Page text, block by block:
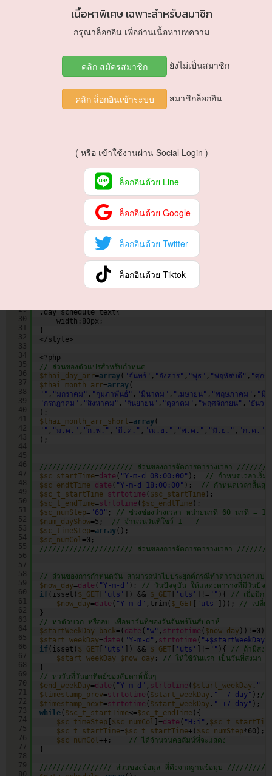
ไฟล์ demo_schedule.php
10
29
30
31
32
33
34
35
36
37
38
39
40
41
42
43
44
45
46
47
48
49
50
51
52
53
54
55
56
57
58
59
60
61
62
63
64
65
66
67
68
69
70
71
72
73
74
75
76
77
78
79
80
require_once("dbconnect.php");
<!DOCTYPE html>
<head>
<meta charset="UTF-8">
<title>Document</title>
<style type= "text/css"
.wrap_schedule{
margin:auto;
width:800px;
background-color:#C6EEC3;
font-size:12px;
.time_schedule{
font-size:12px;
.day_schedule{
font-size:12px;
.time_schedule_text{
.day_schedule_text{
width:80px;
}
</style>
<?php
// ส่วนของตัวแปรสำหรับกำหนด
$thai_day_arr=array ( "จันทร์" , "อังคาร" , "พุธ" , "พฤหัสบดี" , "ศุกร์"
$thai_month_arr=array(
"" , "มกราคม" , "กุมภาพันธ์" , "มีนาคม" , "เมษายน" , "พฤษภาคม" , "มิถุ
"กรกฎาคม" , "สิงหาคม" , "กันยายน" , "ตุลาคม" , "พฤศจิกายน" , "ธันวา
);
$thai_month_arr_short=array(
"" , "ม.ค." , "ก.พ." , "มี.ค." , "เม.ย." , "พ.ค." , "มิ.ย." , "ก.ค."
);
////////////////////// ส่วนของการจัดการตารางเวลา
$sc_startTime=date( "Y-m-d 08:00:00" );
// กำหนดเวลาเริ่มต้
$sc_endtTime=date ( "Y-m-d 18:00:00" );
// กำหนดเวลาสื้นสุด
$sc_t_startTime=strtotime( $sc_startTime);
$sc_t_endTime=strtotime ( $sc_endtTime);
$sc_numStep="60" ;
// ช่วงช่องว่างเวลา หน่ายนาที 60 นาที = 1
$num_dayShow=5;
// จำนวนวันที่โชว์ 1 - 7
$sc_timeStep=array();
$sc_numCol =0;
////////////////////// ส่วนของการจัดการตารางเวลา
// ส่วนของการกำหนดวัน สามารถนำไปประยุกต์กรณีทำตารางเวลาแบ
$now_day=date( "Y-m-d" );
// วันปัจจุบัน ให้แสดงตารางที่มีวันปัจจุ
if (isset( $_GET [ 'uts' ]) && $_GET [ 'uts' ]!="" ){
// เมื่อมีกา
$now_day=date( "Y-m-d" ,trim( $_GET [ 'uts' ]));
// เปลี่ย
}
// หาตัวบวก หรือลบ เพื่อหาวันที่ของวันจันทร์ในสัปดาห์
$startWeekDay_back=( date ( "w" , strtotime ( $now_day
$start_weekDay=date( "Y-m-d" , strtotime(
if (isset( $_GET [ 'uts' ]) && $_GET [ 'uts' ]!="" ){
// ถ้ามีส่งค่
$start_weekDay=$now_day ;
// ให้ใช้วันแรก เป็นวันที่ส่งมา
}
// หววันที่วันอาทิตย์ของสัปดาห์นั้นๆ
$end_weekDay=date ( "Y-m-d" , strtotime ( $start_weekDay . "
$timestamp_prev=strtotime( $start_weekDay . " -7 day" ); //
$timestamp_next=strtotime ( $start_weekDay . " +7 day" );
while( $sc_t_startTime<=$sc_t_endTime){
$sc_timeStep [ $sc_numCol ]=date ( "H:i" ,
$sc_t_startTime=$sc_t_startTime+( $sc_numStep*60);
$sc_numCol ++;
// ได้จำนวนคอลัมน์ที่จะแสดง
}
///////////////// ส่วนของข้อมูล ที่ดึงจากฐานข้อมูบ
เนื้อหาพิเศษ เฉพาะสำหรับสมาชิก
กรุณาล็อกอิน เพื่ออ่านเนื้อหาบทความ
คลิก สมัครสมาชิก ยังไม่เป็นสมาชิก
คลิก ล็อกอินเข้าระบบ สมาชิกล็อกอิน
( หรือ เข้าใช้งานผ่าน Social Login )
ล็อกอินด้วย Line
ล็อกอินด้วย Google
ล็อกอินด้วย Twitter
ล็อกอินด้วย Tiktok